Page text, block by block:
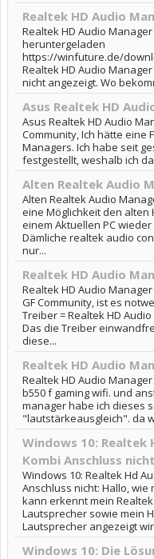
Realtek HD Audio
Realtek HD Audio
heruntergeladen
https://winfuture.de/
Realtek HD Audio
nicht angezeigt. Wo
Asus Realtek HD
Asus Realtek HD Audio
Community, Ich hätte eine
Managers. Ich habe seit
festgestellt, weshalb ich
Alten Realtek Audio
Alten Realtek Audio
eine Möglichkeit den alten
einem Aktuellen PC
Dämliche realtek audio
nur...
Realtek HD Audio
Realtek HD Audio
GF Community, ist es
Treiber = Realtek HD
Das die Treiber
diese...
Realtek HD Audio
Realtek HD Audio
b550 f gaming wifi. und
manager habe ich dieses
"lautstärkeausgleich". da
Windows 10: Realtek
Kombi Anschluss nicht
Windows 10: Realtek Hd
Anschluss nicht: Hallo,
kann erkennt mein
Lautsprecher sowie mein
Lautsprecher angezeigt
Windows 10: Die